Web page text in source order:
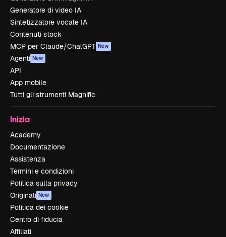
Generatore di video IA
Sintetizzatore vocale IA
Contenuti stock
MCP per Claude/ChatGPT New
Agenti New
API
App mobile
Tutti gli strumenti Magnific
Inizia
Academy
Documentazione
Assistenza
Termini e condizioni
Politica sulla privacy
Originali New
Politica dei cookie
Centro di fiducia
Affiliati